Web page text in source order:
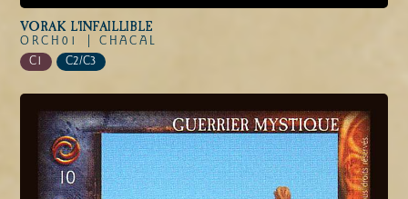
VORAK L'INFAILLIBLE
ORCH01 |
CHACAL
C1
C2/C3